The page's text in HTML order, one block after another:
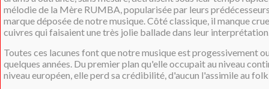
mélodie de la Mère RUMBA, popularisée par leurs
marque déposée de notre musique. Côté classique, il manque
cuivres qui faisaient une très jolie ballade dans leur
Toutes ces lacunes font que notre musique est progessivement
quelques années. Du premier plan qu'elle occupait au niveau
niveau européen, elle perd sa crédibilité, d'aucun l'assimile au